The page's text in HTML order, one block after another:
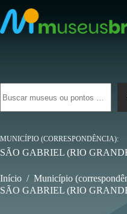
para
o
conteúdo
resultados
MUNICÍPIO (CORRESPONDÊNCIA)
SÃO GABRIEL (RIO
Início / Município
SÃO GABRIEL (RIO